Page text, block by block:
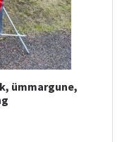
ümmargune,